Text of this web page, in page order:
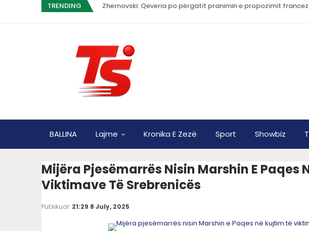
TRENDING Zhernovski: Qeveria po përgatit pranimin e propozimit francez
BALLINA Lajme Kronika E Zezë Sport Showbiz
Mijëra Pjesëmarrës Nisin Marshin E Paqes
Viktimave Të Srebrenicës
Publikuar 21:29 8 July, 2025